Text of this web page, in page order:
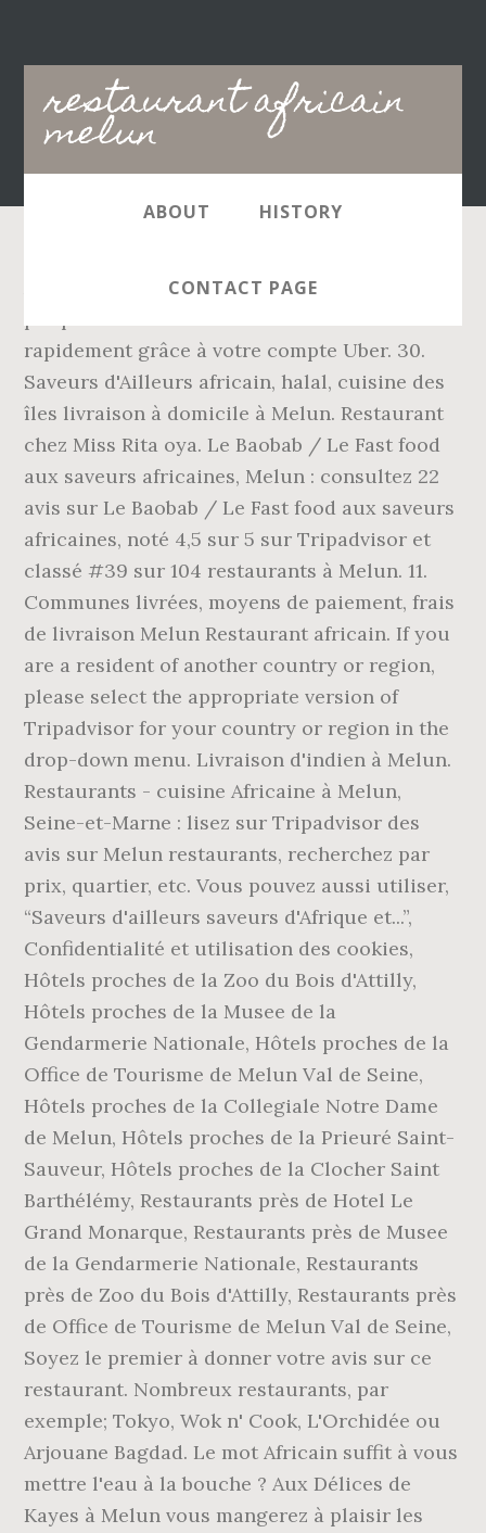
restaurant africain
melun
Main
navigation
ABOUT HISTORY
CONTACT PAGE
Africain - Melun Melun Personnes â¬ budget
rapidement grâce à votre compte Uber. 30.
Saveurs d'Ailleurs africain, halal, cuisine des
îles livraison à domicile à Melun. Restaurant
chez Miss Rita oya. Le Baobab / Le Fast food
aux saveurs africaines, Melun : consultez 22
avis sur Le Baobab / Le Fast food aux saveurs
africaines, noté 4,5 sur 5 sur Tripadvisor et
classé #39 sur 104 restaurants à Melun. 11.
Communes livrées, moyens de paiement, frais
de livraison Melun Restaurant africain. If you
are a resident of another country or region,
please select the appropriate version of
Tripadvisor for your country or region in the
drop-down menu. Livraison d'indien à Melun.
Restaurants - cuisine Africaine à Melun,
Seine-et-Marne : lisez sur Tripadvisor des
avis sur Melun restaurants, recherchez par
prix, quartier, etc. Vous pouvez aussi utiliser,
“Saveurs d'ailleurs saveurs d'Afrique et...”,
Confidentialité et utilisation des cookies,
Hôtels proches de la Zoo du Bois d'Attilly,
Hôtels proches de la Musee de la
Gendarmerie Nationale, Hôtels proches de la
Office de Tourisme de Melun Val de Seine,
Hôtels proches de la Collegiale Notre Dame
de Melun, Hôtels proches de la Prieuré Saint-
Sauveur, Hôtels proches de la Clocher Saint
Barthélémy, Restaurants près de Hotel Le
Grand Monarque, Restaurants près de Musee
de la Gendarmerie Nationale, Restaurants
près de Zoo du Bois d'Attilly, Restaurants près
de Office de Tourisme de Melun Val de Seine,
Soyez le premier à donner votre avis sur ce
restaurant. Nombreux restaurants, par
exemple; Tokyo, Wok n' Cook, L'Orchidée ou
Arjouane Bagdad. Le mot Africain suffit à vous
mettre l'eau à la bouche ? Aux Délices de
Kayes à Melun vous mangerez à plaisir les